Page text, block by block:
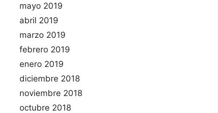
mayo 2019
abril 2019
marzo 2019
febrero 2019
enero 2019
diciembre 2018
noviembre 2018
octubre 2018